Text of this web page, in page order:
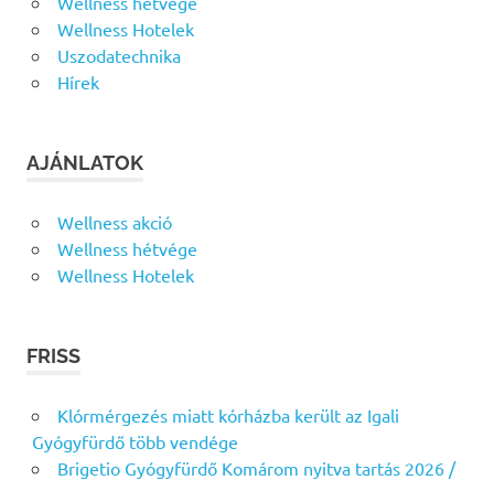
Wellness Hotelek
Uszodatechnika
Hírek
AJÁNLATOK
Wellness akció
Wellness hétvége
Wellness Hotelek
FRISS
Klórmérgezés miatt kórházba került az Igali
Gyógyfürdő több vendége
Brigetio Gyógyfürdő Komárom nyitva tartás 2026 /